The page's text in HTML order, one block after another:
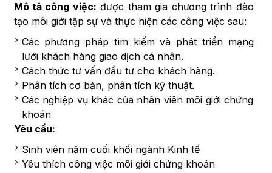
Mô tả công việc: được tham gia chương trình đào
tạo môi giới tập sự và thực hiện các công việc sau:
Các phương pháp tìm kiếm và phát triển mạng
lưới khách hàng giao dịch cá nhân.
Cách thức tư vấn đầu tư cho khách hàng.
Phân tích cơ bản, phân tích kỹ thuật.
Các nghiệp vụ khác của nhân viên môi giới chứng
khoán
Yêu cầu:
Sinh viên năm cuối khối ngành Kinh tế
Yêu thích công việc môi giới chứng khoán